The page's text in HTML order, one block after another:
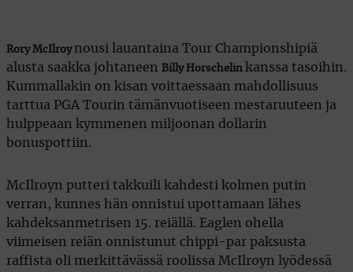
Rory McIlroynousi lauantaina Tour Championshipiä
alusta saakka johtaneen Billy Horschelin kanssa tasoihin.
Kummallakin on kisan voittaessaan mahdollisuus
tarttua PGA Tourin tämänvuotiseen mestaruuteen ja
hulppeaan kymmenen miljoonan dollarin
bonuspottiin.
McIlroyn putteri takkuili kahdesti kolmen putin
verran, kunnes hän onnistui upottamaan lähes
kahdeksanmetrisen 15. reiällä. Eaglen ohella
viimeisen reiän onnistunut chippi-par paksusta
raffista oli merkittävässä roolissa McIlroyn lyödessä